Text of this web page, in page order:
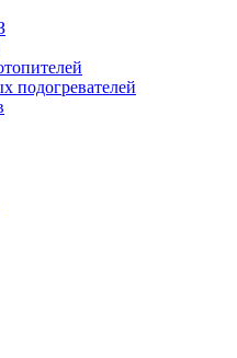
подогревателей